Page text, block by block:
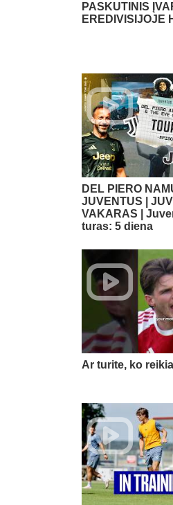
PASKUTINIS
EREDIVISIJOJE
DEL PIERO
JUVENTUS |
VAKARAS |
turas: 5 diena
Ar turite, ko